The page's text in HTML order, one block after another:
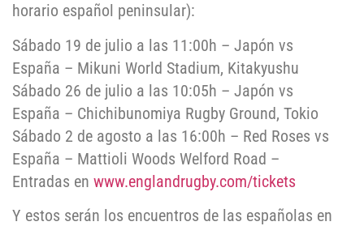
horario español peninsular):
Sábado 19 de julio a las 11:00h – Japón vs
España – Mikuni World Stadium, Kitakyushu
Sábado 26 de julio a las 10:05h – Japón vs
España – Chichibunomiya Rugby Ground, Tokio
Sábado 2 de agosto a las 16:00h – Red Roses vs
España – Mattioli Woods Welford Road –
Entradas en www.englandrugby.com/tickets
Y estos serán los encuentros de las españolas en